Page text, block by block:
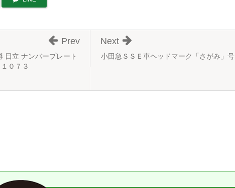
小田急ＳＳＥ車ヘッドマーク「さがみ」号
Next
日立 ナンバープレート
０７３
Prev